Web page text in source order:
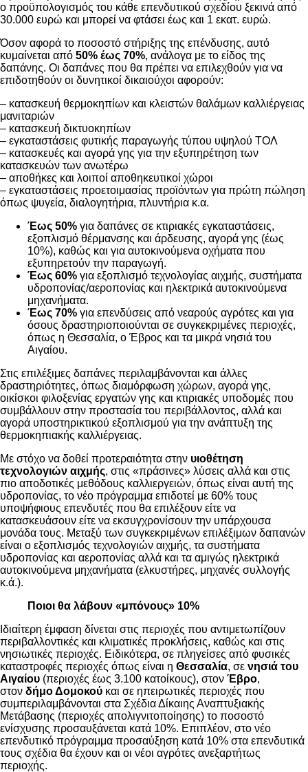
ο προϋπολογισμός του κάθε επενδυτικού σχεδίου ξεκινά από
30.000 ευρώ και μπορεί να φτάσει έως και 1 εκατ. ευρώ.
Όσον αφορά το ποσοστό στήριξης της επένδυσης, αυτό
κυμαίνεται από 50% έως 70%, ανάλογα με το είδος της
δαπάνης. Οι δαπάνες που θα πρέπει να επιλεχθούν για να
επιδοτηθούν οι δυνητικοί δικαιούχοι αφορούν:
– κατασκευή θερμοκηπίων και κλειστών θαλάμων καλλιέργειας
μανιταριών
– κατασκευή δικτυοκηπίων
– εγκαταστάσεις φυτικής παραγωγής τύπου υψηλού ΤΟΛ
– κατασκευές και αγορά γης για την εξυπηρέτηση των
κατασκευών των ανωτέρω
– αποθήκες και λοιποί αποθηκευτικοί χώροι
– εγκαταστάσεις προετοιμασίας προϊόντων για πρώτη πώληση
όπως ψυγεία, διαλογητήρια, πλυντήρια κ.α.
Έως 50% για δαπάνες σε κτιριακές εγκαταστάσεις,
εξοπλισμό θέρμανσης και άρδευσης, αγορά γης (έως
10%), καθώς και για αυτοκινούμενα οχήματα που
εξυπηρετούν την παραγωγή.
Έως 60% για εξοπλισμό τεχνολογίας αιχμής, συστήματα
υδροπονίας/αεροπονίας και ηλεκτρικά αυτοκινούμενα
μηχανήματα.
Έως 70% για επενδύσεις από νεαρούς αγρότες και για
όσους δραστηριοποιούνται σε συγκεκριμένες περιοχές,
όπως η Θεσσαλία, ο Έβρος και τα μικρά νησιά του
Αιγαίου.
Στις επιλέξιμες δαπάνες περιλαμβάνονται και άλλες
δραστηριότητες, όπως διαμόρφωση χώρων, αγορά γης,
οικίσκοι φιλοξενίας εργατών γης και κτιριακές υποδομές που
συμβάλλουν στην προστασία του περιβάλλοντος, αλλά και
αγορά υποστηρικτικού εξοπλισμού για την ανάπτυξη της
θερμοκηπιακής καλλιέργειας.
Με στόχο να δοθεί προτεραιότητα στην υιοθέτηση
τεχνολογιών αιχμής, στις «πράσινες» λύσεις αλλά και στις
πιο αποδοτικές μεθόδους καλλιεργειών, όπως είναι αυτή της
υδροπονίας, το νέο πρόγραμμα επιδοτεί με 60% τους
υποψήφιους επενδυτές που θα επιλέξουν είτε να
κατασκευάσουν είτε να εκσυγχρονίσουν την υπάρχουσα
μονάδα τους. Μεταξύ των συγκεκριμένων επιλέξιμων δαπανών
είναι ο εξοπλισμός τεχνολογιών αιχμής, τα συστήματα
υδροπονίας και αεροπονίας αλλά και τα αμιγώς ηλεκτρικά
αυτοκινούμενα μηχανήματα (ελκυστήρες, μηχανές συλλογής
κ.ά.).
Ποιοι θα λάβουν «μπόνους» 10%
Ιδιαίτερη έμφαση δίνεται στις περιοχές που αντιμετωπίζουν
περιβαλλοντικές και κλιματικές προκλήσεις, καθώς και στις
νησιωτικές περιοχές. Ειδικότερα, σε πληγείσες από φυσικές
καταστροφές περιοχές όπως είναι η Θεσσαλία, σε νησιά του
Αιγαίου (περιοχές έως 3.100 κατοίκους), στον Έβρο,
στον δήμο Δομοκού και σε ηπειρωτικές περιοχές που
συμπεριλαμβάνονται στα Σχέδια Δίκαιης Αναπτυξιακής
Μετάβασης (περιοχές απολιγνιτοποίησης) το ποσοστό
ενίσχυσης προσαυξάνεται κατά 10%. Επιπλέον, στο νέο
επενδυτικό πρόγραμμα προσαύξηση κατά 10% στα επενδυτικά
τους σχέδια θα έχουν και οι νέοι αγρότες ανεξαρτήτως
περιοχής.